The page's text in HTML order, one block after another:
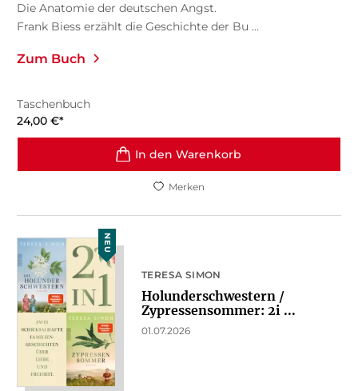
Die Anatomie der deutschen Angst.
Frank Biess erzählt die Geschichte der Bu ...
Zum Buch
Taschenbuch
24,00 €*
In den Warenkorb
Merken
NEU
TERESA SIMON
Holunderschwestern /
Zypressensommer: 2i ...
01.07.2026